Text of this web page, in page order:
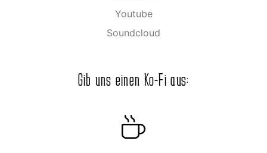
Youtube
Soundcloud
Gib uns einen Ko-Fi aus: